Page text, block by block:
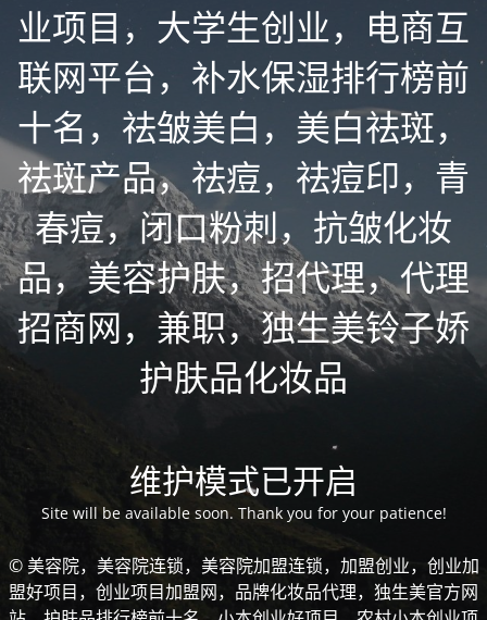
业项目，大学生创业，电商互
联网平台，补水保湿排行榜前
十名，祛皱美白，美白祛斑，
祛斑产品，祛痘，祛痘印，青
春痘，闭口粉刺，抗皱化妆
品，美容护肤，招代理，代理
招商网，兼职，独生美铃子娇
护肤品化妆品
维护模式已开启
Site will be available soon. Thank you for your patience!
© 美容院，美容院连锁，美容院加盟连锁，加盟创业，创业加
盟好项目，创业项目加盟网，品牌化妆品代理，独生美官方网